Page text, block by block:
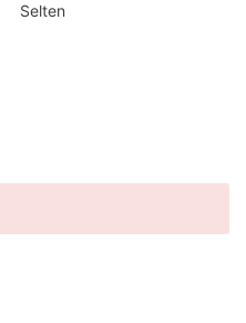
Selten